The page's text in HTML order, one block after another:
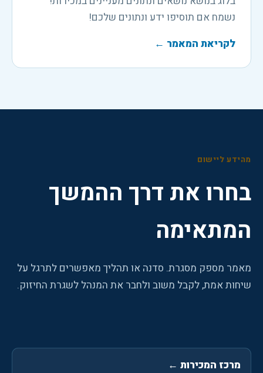
נשמח אם תוסיפו ידע ונתונים שלכם!
לקריאת המאמר ←
מהידע ליישום
בחרו את דרך ההמשך
המתאימה
מאמר מספק מסגרת. סדנה או תהליך מאפשרים לתרגל על
שיחות אמת, לקבל משוב ולחבר את המנהל לשגרת החיזוק.
מרכז המכירות ←